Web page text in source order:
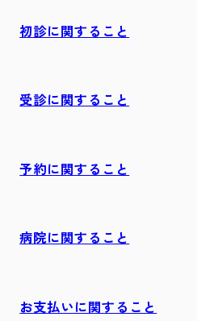
初診に関すること
受診に関すること
予約に関すること
病院に関すること
お支払いに関すること